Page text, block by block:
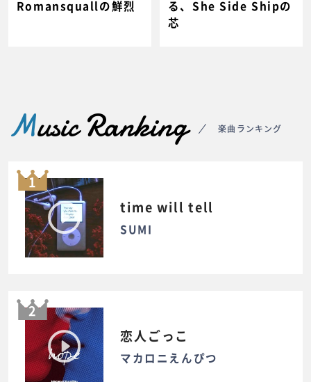
Romansquallの鮮烈
る、She Side Shipの
芯
Music Ranking 楽曲ランキング
1
time will tell
SUMI
2
恋人ごっこ
マカロニえんぴつ